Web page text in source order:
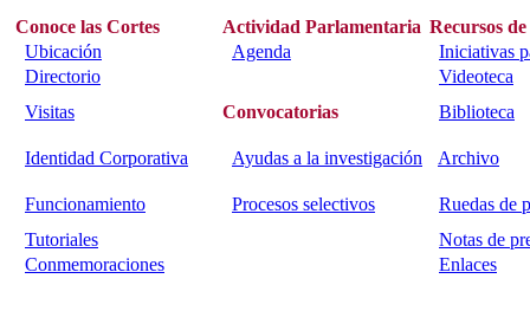
Conoce las Cortes Actividad Parlamentaria Recursos
Ubicación
Agenda
Iniciativas
Directorio
Videoteca
Visitas
Convocatorias Biblioteca
Identidad Corporativa Ayudas a la investigación Archivo
Funcionamiento Procesos selectivos
Ruedas de
Tutoriales
Notas de
Conmemoraciones
Enlaces